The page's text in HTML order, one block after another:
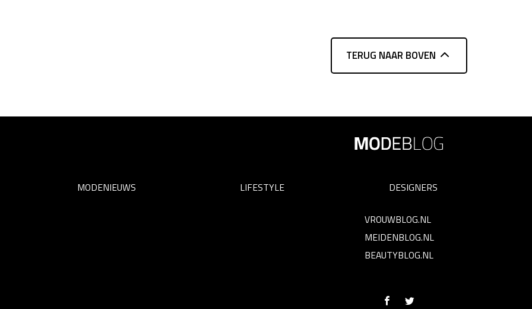
TERUG NAAR BOVEN
MODENIEUWS LIFESTYLE DESIGNERS
VROUWBLOG.NL
MEIDENBLOG.NL
BEAUTYBLOG.NL